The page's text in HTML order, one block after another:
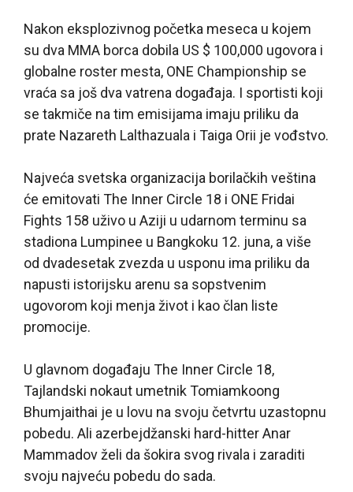
Nakon eksplozivnog početka meseca u kojem
su dva MMA borca dobila US $ 100,000 ugovora i
globalne roster mesta, ONE Championship se
vraća sa još dva vatrena događaja. I sportisti koji
se takmiče na tim emisijama imaju priliku da
prate Nazareth Lalthazuala i Taiga Orii je vođstvo.
Najveća svetska organizacija borilačkih veština
će emitovati The Inner Circle 18 i ONE Fridai
Fights 158 uživo u Aziji u udarnom terminu sa
stadiona Lumpinee u Bangkoku 12. juna, a više
od dvadesetak zvezda u usponu ima priliku da
napusti istorijsku arenu sa sopstvenim
ugovorom koji menja život i kao član liste
promocije.
U glavnom događaju The Inner Circle 18,
Tajlandski nokaut umetnik Tomiamkoong
Bhumjaithai je u lovu na svoju četvrtu uzastopnu
pobedu. Ali azerbejdžanski hard-hitter Anar
Mammadov želi da šokira svog rivala i zaraditi
svoju najveću pobedu do sada.